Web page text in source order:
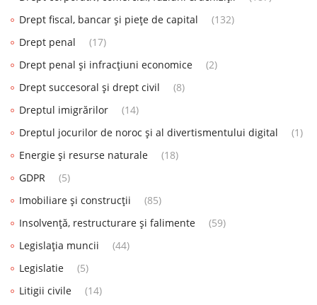
Drept fiscal, bancar și piețe de capital
(132)
Drept penal
(17)
Drept penal și infracțiuni economice
(2)
Drept succesoral și drept civil
(8)
Dreptul imigrărilor
(14)
Dreptul jocurilor de noroc și al divertismentului digital
(1)
Energie și resurse naturale
(18)
GDPR
(5)
Imobiliare și construcții
(85)
Insolvență, restructurare și falimente
(59)
Legislația muncii
(44)
Legislatie
(5)
Litigii civile
(14)